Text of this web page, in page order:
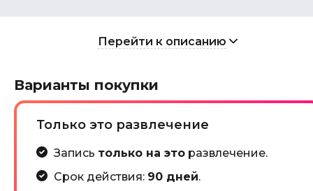
Перейти к описанию
Варианты покупки
Только это развлечение
Запись только на эторазвлечение.
Срок действия: 90 дней.